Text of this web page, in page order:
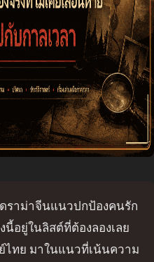
ราม่าจีนแนวปกป้องคนรัก
นี้อยู่ในลิสต์ที่ต้องลองเลย
ไทย มาในแนวที่เน้นความ